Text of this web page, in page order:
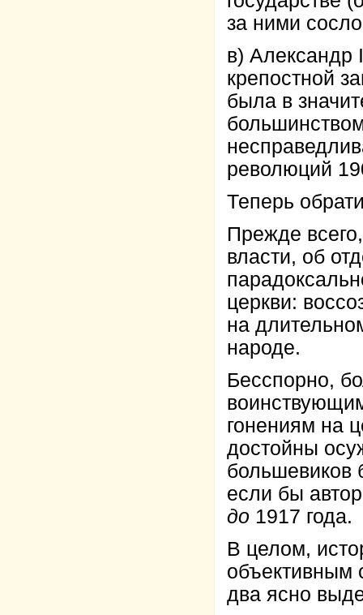
за ними
в) Александр
крепостной
была в
революций
Теперь
Прежде
власти, об
церкви:
на
народе.
Бесспорно,
гонениям на
достойны
большевиков
если бы
до 1917 года.
В целом,
объективным
два ясно